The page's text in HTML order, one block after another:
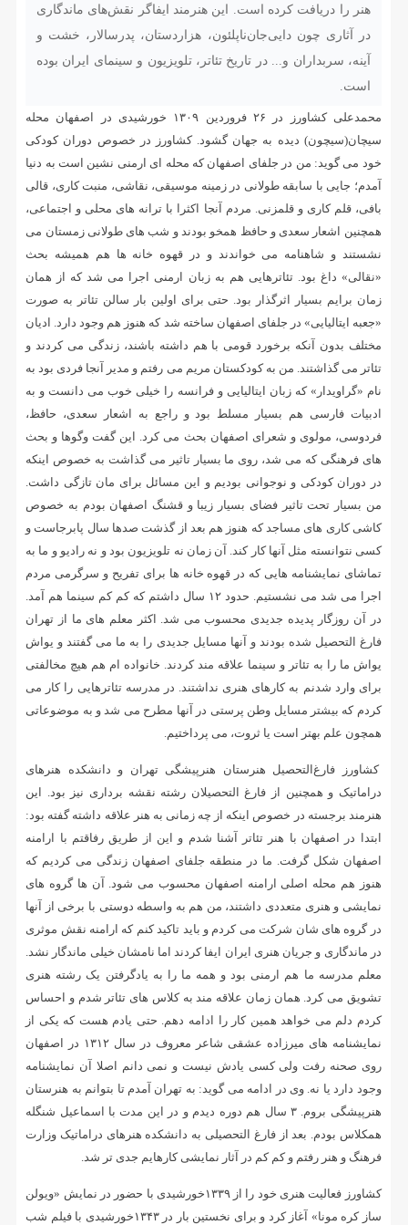
هنر را دریافت کرده است. این هنرمند ایفاگر نقش‌های ماندگاری
در آثاری چون دایی‌جان‌ناپلئون، هزاردستان، پدرسالار، خشت و
آینه، سربداران و... در تاریخ تئاتر، تلویزیون و سینمای ایران بوده
است.
محمدعلی کشاورز در ۲۶ فروردین ۱۳۰۹ خورشیدی در اصفهان محله
سیچان(سیچون) دیده به جهان گشود. کشاورز در خصوص دوران کودکی
خود می گوید: من در جلفای اصفهان که محله ای ارمنی نشین است به دنیا
آمدم؛ جایی با سابقه طولانی در زمینه موسیقی، نقاشی، منبت کاری، قالی
بافی، قلم کاری و قلمزنی. مردم آنجا اکثرا با ترانه های محلی و اجتماعی،
همچنین اشعار سعدی و حافظ همخو بودند و شب های طولانی زمستان می
نشستند و شاهنامه می خواندند و در قهوه خانه ها هم همیشه بحث
«نقالی» داغ بود. تئاترهایی هم به زبان ارمنی اجرا می شد که از همان
زمان برایم بسیار اثرگذار بود. حتی برای اولین بار سالن تئاتر به صورت
«جعبه ایتالیایی» در جلفای اصفهان ساخته شد که هنوز هم وجود دارد. ادیان
مختلف بدون آنکه برخورد قومی با هم داشته باشند، زندگی می کردند و
تئاتر می گذاشتند. من به کودکستان مریم می رفتم و مدیر آنجا فردی بود به
نام «گراویدار» که زبان ایتالیایی و فرانسه را خیلی خوب می دانست و به
ادبیات فارسی هم بسیار مسلط بود و راجع به اشعار سعدی، حافظ،
فردوسی، مولوی و شعرای اصفهان بحث می کرد. این گفت وگوها و بحث
های فرهنگی که می شد، روی ما بسیار تاثیر می گذاشت به خصوص اینکه
در دوران کودکی و نوجوانی بودیم و این مسائل برای مان تازگی داشت.
من بسیار تحت تاثیر فضای بسیار زیبا و قشنگ اصفهان بودم به خصوص
کاشی کاری های مساجد که هنوز هم بعد از گذشت صدها سال پابرجاست و
کسی نتوانسته مثل آنها کار کند. آن زمان نه تلویزیون بود و نه رادیو و ما به
تماشای نمایشنامه هایی که در قهوه خانه ها برای تفریح و سرگرمی مردم
اجرا می شد می نشستیم. حدود ۱۲ سال داشتم که کم کم سینما هم آمد.
در آن روزگار پدیده جدیدی محسوب می شد. اکثر معلم های ما از تهران
فارغ التحصیل شده بودند و آنها مسایل جدیدی را به ما می گفتند و یواش
یواش ما را به تئاتر و سینما علاقه مند کردند. خانواده ام هم هیچ مخالفتی
برای وارد شدنم به کارهای هنری نداشتند. در مدرسه تئاترهایی را کار می
کردم که بیشتر مسایل وطن پرستی در آنها مطرح می شد و به موضوعاتی
همچون علم بهتر است یا ثروت، می پرداختیم.
کشاورز فارغ‌التحصیل هنرستان هنرپیشگی تهران و دانشکده هنرهای
دراماتیک و همچنین از فارغ التحصیلان رشته نقشه برداری نیز بود. این
هنرمند برجسته در خصوص اینکه از چه زمانی به هنر علاقه داشته گفته بود:
ابتدا در اصفهان با هنر تئاتر آشنا شدم و این از طریق رفاقتم با ارامنه
اصفهان شکل گرفت. ما در منطقه جلفای اصفهان زندگی می کردیم که
هنوز هم محله اصلی ارامنه اصفهان محسوب می شود. آن ها گروه های
نمایشی و هنری متعددی داشتند، من هم به واسطه دوستی با برخی از آنها
در گروه های شان شرکت می کردم و باید تاکید کنم که ارامنه نقش موثری
در ماندگاری و جریان هنری ایران ایفا کردند اما نامشان خیلی ماندگار نشد.
معلم مدرسه ما هم ارمنی بود و همه ما را به یادگرفتن یک رشته هنری
تشویق می کرد. همان زمان علاقه مند به کلاس های تئاتر شدم و احساس
کردم دلم می خواهد همین کار را ادامه دهم. حتی یادم هست که یکی از
نمایشنامه های میرزاده عشقی شاعر معروف در سال ۱۳۱۲ در اصفهان
روی صحنه رفت ولی کسی یادش نیست و نمی دانم اصلا آن نمایشنامه
وجود دارد یا نه. وی در ادامه می گوید: به تهران آمدم تا بتوانم به هنرستان
هنرپیشگی بروم. ۳ سال هم دوره دیدم و در این مدت با اسماعیل شنگله
همکلاس بودم. بعد از فارغ التحصیلی به دانشکده هنرهای دراماتیک وزارت
فرهنگ و هنر رفتم و کم کم در آثار نمایشی کارهایم جدی تر شد.
کشاورز فعالیت هنری خود را از ۱۳۳۹خورشیدی با حضور در نمایش «ویولن
ساز کره مونا» آغاز کرد و برای نخستین بار در ۱۳۴۳خورشیدی با فیلم شب